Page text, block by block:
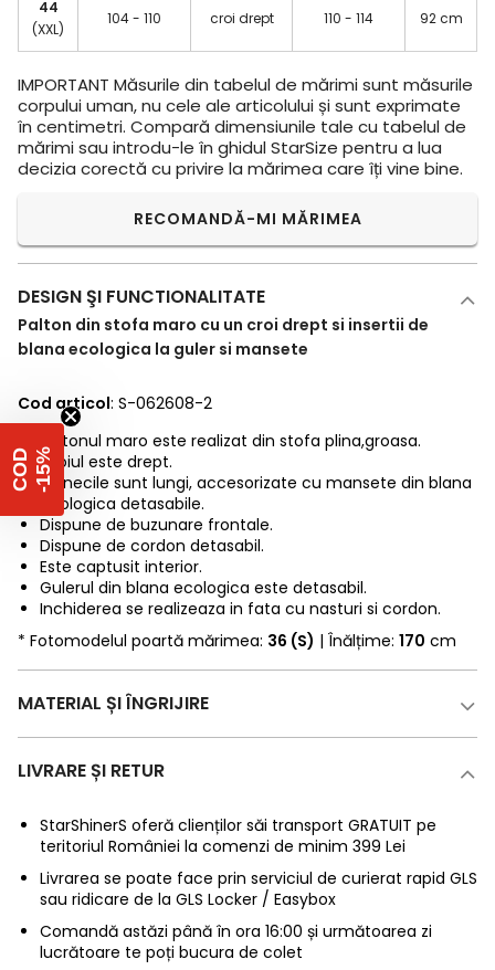
44
(XXL)
104 - 110 croi drept 110 - 114 92 cm
IMPORTANT Măsurile din tabelul de mărimi sunt măsurile
corpului uman, nu cele ale articolului și sunt exprimate
în centimetri. Compară dimensiunile tale cu tabelul de
mărimi sau introdu-le în ghidul StarSize pentru a lua
decizia corectă cu privire la mărimea care îți vine bine.
RECOMANDĂ-MI MĂRIMEA
DESIGN ŞI FUNCTIONALITATE
Palton din stofa maro cu un croi drept si insertii de
blana ecologica la guler si mansete
Cod articol: S-062608-2
Paltonul maro este realizat din stofa plina,groasa.
Croiul este drept.
Manecile sunt lungi, accesorizate cu mansete din blana
ecologica detasabile.
Dispune de buzunare frontale.
Dispune de cordon detasabil.
Este captusit interior.
Gulerul din blana ecologica este detasabil.
Inchiderea se realizeaza in fata cu nasturi si cordon.
* Fotomodelul poartă mărimea: 36 (S) | Înălțime: 170 cm
MATERIAL ȘI ÎNGRIJIRE
LIVRARE ȘI RETUR
StarShinerS oferă clienților săi transport GRATUIT pe
teritoriul României la comenzi de minim 399 Lei
Livrarea se poate face prin serviciul de curierat rapid GLS
sau ridicare de la GLS Locker / Easybox
Comandă astăzi până în ora 16:00 și următoarea zi
lucrătoare te poți bucura de colet
C
O
D
-
1
5 %